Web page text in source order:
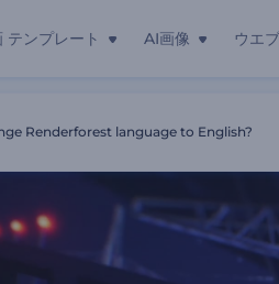
テンプレート AI画像 ウエ
Renderforest language to English?